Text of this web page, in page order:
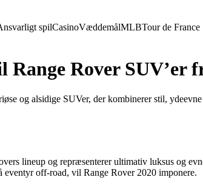
spilCasinoVæddemålMLBTour de France
Rover SUV’er
og alsidige SUVer, der kombinerer stil,
lineup og repræsenterer ultimativ luksus og
eventyr off-road, vil Range Rover 2020 imponere.